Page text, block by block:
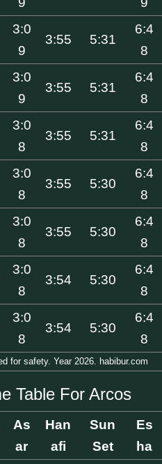
3:0
9
3:55 5:31
6:4
8
3:0
9
3:55 5:31
6:4
8
3:0
8
3:55 5:31
6:4
8
3:0
8
3:55 5:30
6:4
8
3:0
8
3:55 5:30
6:4
8
3:0
8
3:54 5:30
6:4
8
3:0
8
3:54 5:30
6:4
8
for safety. Year 2026. habibur.com
Table For Arcos
As
ar
Han
afi
Sun
Set
Es
ha